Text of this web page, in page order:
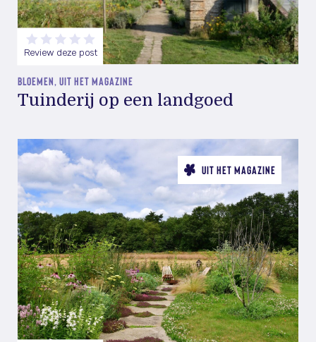
Review deze post
BLOEMEN, UIT HET MAGAZINE
Tuinderij op een landgoed
UIT HET MAGAZINE